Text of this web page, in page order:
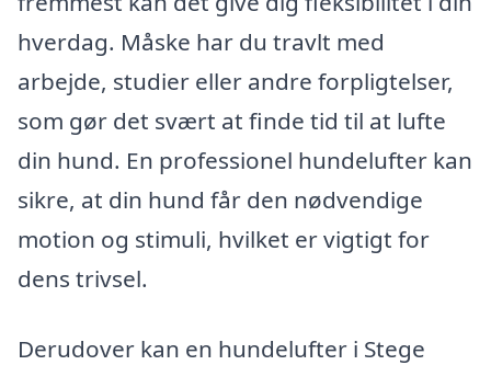
hverdag. Måske har du travlt med
arbejde, studier eller andre forpligtelser,
som gør det svært at finde tid til at lufte
din hund. En professionel hundelufter kan
sikre, at din hund får den nødvendige
motion og stimuli, hvilket er vigtigt for
dens trivsel.
Derudover kan en hundelufter i Stege